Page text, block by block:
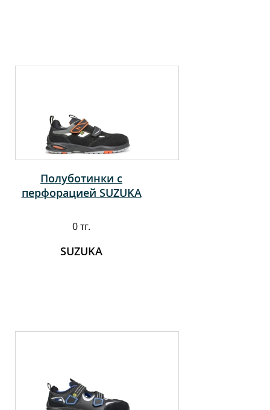
Полуботинки с
перфорацией SUZUKA
0 тг.
SUZUKA